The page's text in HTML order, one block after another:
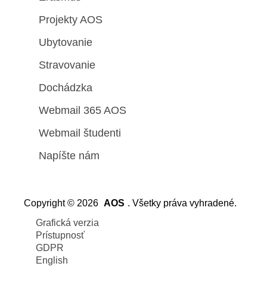
Projekty AOS
Ubytovanie
Stravovanie
Dochádzka
Webmail 365 AOS
Webmail študenti
Napíšte nám
Copyright © 2026 AOS . Všetky práva vyhradené.
Grafická verzia
Prístupnosť
GDPR
English